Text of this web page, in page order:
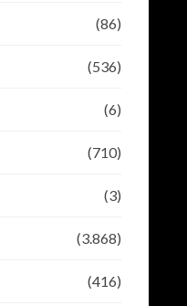
(86)
(536)
(6)
(710)
(3)
(3.868)
(416)